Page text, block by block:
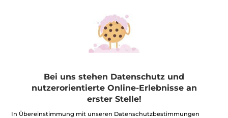
FARBE WÄHLEN
7,96€
WARENKORB
-60%
Bei uns stehen Datenschutz und
nutzerorientierte Online-Erlebnisse an
erster Stelle!
In Übereinstimmung mit unseren Datenschutzbestimmungen